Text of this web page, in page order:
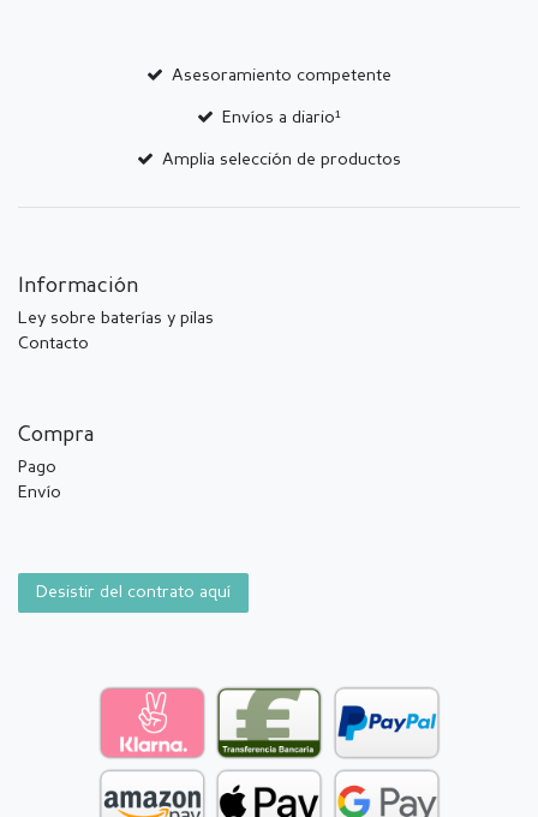
Asesoramiento competente
Envíos a diario¹
Amplia selección de productos
Información
Ley sobre baterías y pilas
Contacto
Compra
Pago
Envío
Desistir del contrato aquí